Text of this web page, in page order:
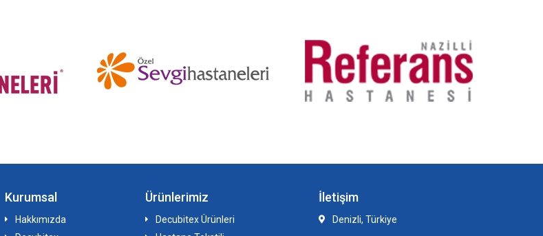
Kurumsal
Hakkımızda
Ürünlerimiz
Decubitex Ürünleri
İletişim
Denizli, Türkiye